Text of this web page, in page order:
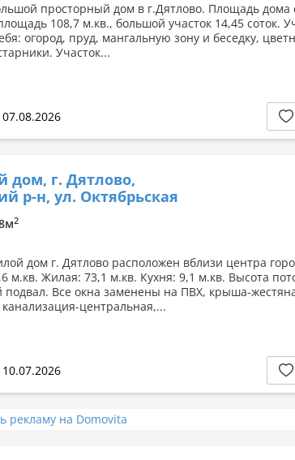
просторный дом в г.Дятлово. Площадь дома
108,7 м.кв., большой участок 14,45 соток.
огород, пруд, мангальную зону и беседку,
Участок...
дом, г. Дятлово,
р-н, ул. Октябрьская
2
дом г. Дятлово расположен вблизи центра
м.кв. Жилая: 73,1 м.кв. Кухня: 9,1 м.кв. Высота
подвал. Все окна заменены на ПВХ, крыша-
центральная,...
рекламу на Domovita